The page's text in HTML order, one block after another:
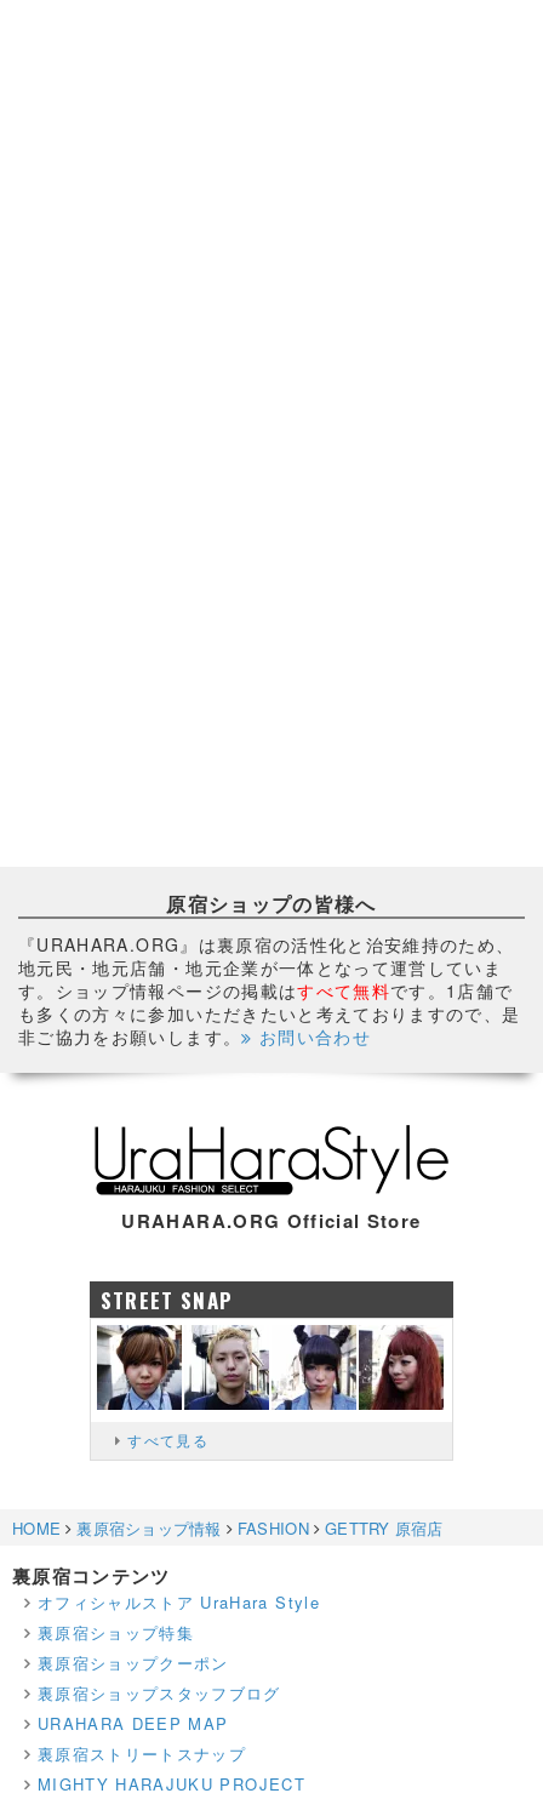
原宿ショップの皆様へ
『URAHARA.ORG』は裏原宿の活性化と治安維持のため、
地元民・地元店舗・地元企業が一体となって運営していま
す。ショップ情報ページの掲載はすべて無料です。1店舗で
も多くの方々に参加いただきたいと考えておりますので、是
非ご協力をお願いします。
お問い合わせ
URAHARA.ORG Official Store
STREET SNAP
すべて見る
HOME 裏原宿ショップ情報 FASHION GETTRY 原宿店
裏原宿コンテンツ
オフィシャルストア UraHara Style
裏原宿ショップ特集
裏原宿ショップクーポン
裏原宿ショップスタッフブログ
URAHARA DEEP MAP
裏原宿ストリートスナップ
MIGHTY HARAJUKU PROJECT